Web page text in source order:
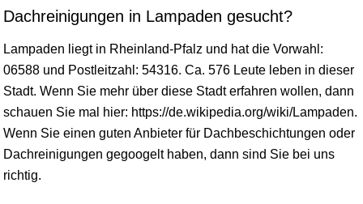
Dachreinigungen in Lampaden gesucht?
Lampaden liegt in Rheinland-Pfalz und hat die Vorwahl:
06588 und Postleitzahl: 54316. Ca. 576 Leute leben in dieser
Stadt. Wenn Sie mehr über diese Stadt erfahren wollen, dann
schauen Sie mal hier: https://de.wikipedia.org/wiki/Lampaden.
Wenn Sie einen guten Anbieter für Dachbeschichtungen oder
Dachreinigungen gegoogelt haben, dann sind Sie bei uns
richtig.